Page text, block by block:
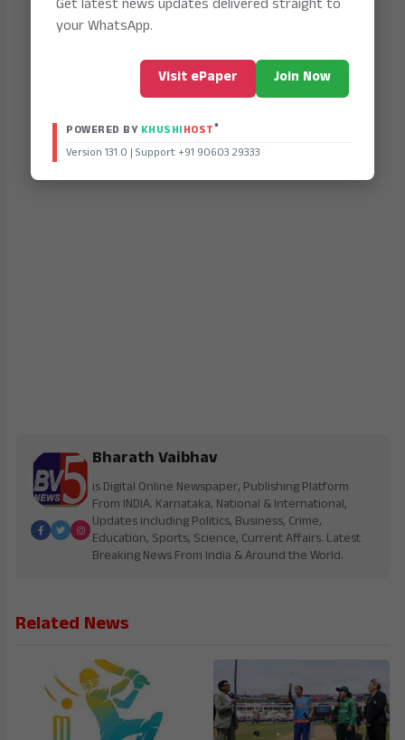
Bharath Vaibhav
is Digital Online Newspaper, Publishing Platform
From INDIA. Karnataka, National & International,
Updates including Politics, Business, Crime,
Education, Sports, Science, Current Affairs. Latest
Breaking News From India & Around the World.
Related News
Get latest news updates delivered straight to
your WhatsApp.
Visit ePaper Join Now
POWERED BY KHUSHIHOST®
Version 131.0 | Support +91 90603 29333